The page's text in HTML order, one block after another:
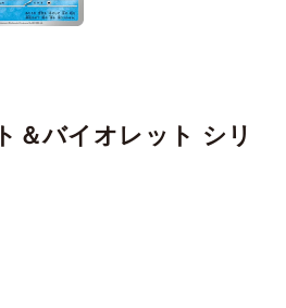
＆バイオレット シリ